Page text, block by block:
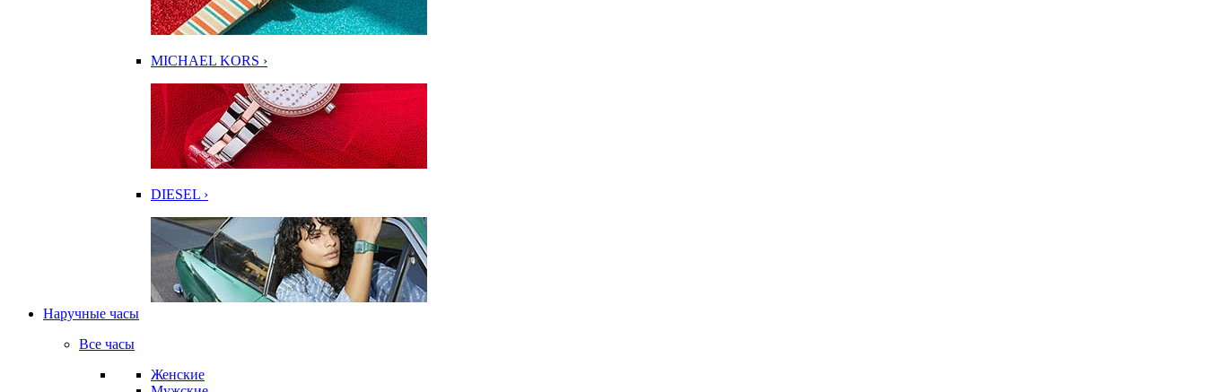
MICHAEL KORS ›
DIESEL ›
Наручные часы
Все часы
Женские